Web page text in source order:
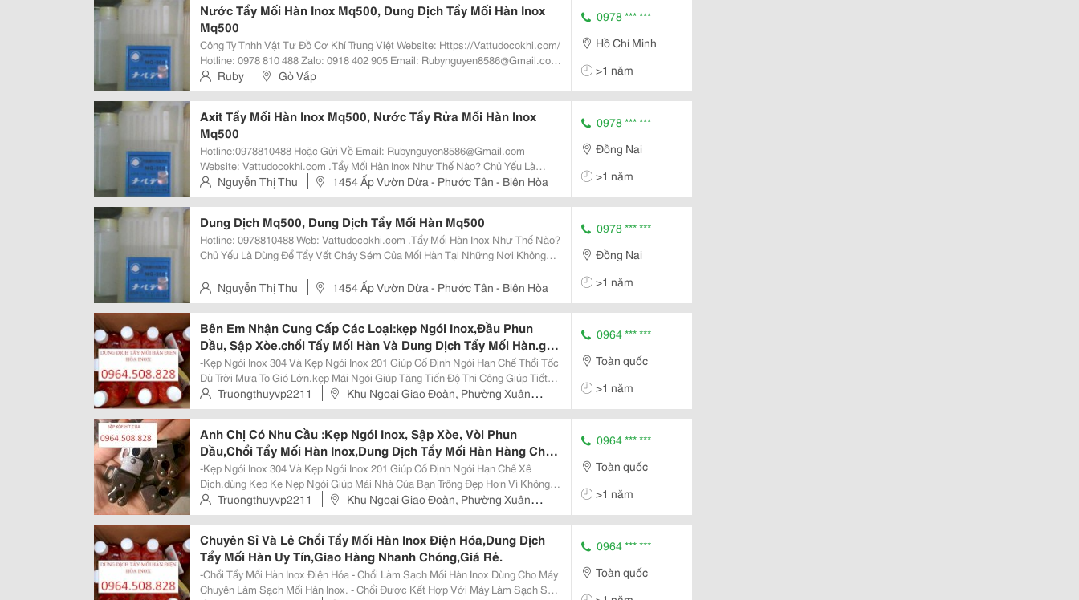
Nước Tẩy Mối Hàn Inox Mq500, Dung Dịch Tẩy Mối Hàn Inox
Mq500
Công Ty Tnhh Vật Tư Đồ Cơ Khí Trung Việt Website: Https://Vattudocokhi.com/
Hotline: 0978 810 488 Zalo: 0918 402 905 Email: Rubynguyen8586@Gmail.com
.Tẩy Mối Hàn Inox Như Thế Nào? Chủ Yếu Là Dùng Để Tẩy Vết Cháy Sém Của
Mối Hàn Tại Những...
Ruby Gò Vấp
0978 *** ***
Hồ Chí Minh
>1 năm
Axit Tẩy Mối Hàn Inox Mq500, Nước Tẩy Rửa Mối Hàn Inox
Mq500
Hotline:0978810488 Hoặc Gửi Về Email: Rubynguyen8586@Gmail.com
Website: Vattudocokhi.com .Tẩy Mối Hàn Inox Như Thế Nào? Chủ Yếu Là
Dùng Để Tẩy Vết Cháy Sém Của Mối Hàn Tại Những Nơi Không Thể Làm Sạch
Bằng Các Phương Pháp Khác Như Mài, Đánh...
Nguyễn Thị Thu 1454 Ấp Vườn Dừa - Phước Tân - Biên Hòa
0978 *** ***
Đồng Nai
>1 năm
Dung Dịch Mq500, Dung Dịch Tẩy Mối Hàn Mq500
Hotline: 0978810488 Web: Vattudocokhi.com .Tẩy Mối Hàn Inox Như Thế Nào?
Chủ Yếu Là Dùng Để Tẩy Vết Cháy Sém Của Mối Hàn Tại Những Nơi Không
Các Lớp Gỉ Sét Trên Bề Mặt Inox....
Nguyễn Thị Thu 1454 Ấp Vườn Dừa - Phước Tân - Biên Hòa
0978 *** ***
Đồng Nai
>1 năm
Bên Em Nhận Cung Cấp Các Loại:kẹp Ngói Inox,Đầu Phun
Dầu, Sập Xòe.chổi Tẩy Mối Hàn Và Dung Dịch Tẩy Mối Hàn.giá
Rẻ,Uy Tín.
-Kẹp Ngói Inox 304 Và Kẹp Ngói Inox 201 Giúp Cố Định Ngói Hạn Chế Thổi Tốc
Dù Trời Mưa To Gió Lớn.kẹp Mái Ngói Giúp Tăng Tiến Độ Thi Công Giúp Tiết
Kiệm Thời Gian.kẹp Ngói Cắt Inox Thiế Kế Nhỏ Gọn,Lắp Đặt Dễ Dàng.kẹp Ke
Nẹp Ngói Giúp Mái Nhà Của Bạn...
Truongthuyvp2211
Khu Ngoại Giao Đoàn, Phường Xuân
Tảo, Bắc Từ Liêm, Hà Nội
0964 *** ***
Toàn quốc
>1 năm
Anh Chị Có Nhu Cầu :Kẹp Ngói Inox, Sập Xòe, Vòi Phun
Dầu,Chổi Tẩy Mối Hàn Inox,Dung Dịch Tẩy Mối Hàn Hàng Chất
Lượng ,Giá Rẻ,Giao Hàng Nhanh Chóng.
-Kẹp Ngói Inox 304 Và Kẹp Ngói Inox 201 Giúp Cố Định Ngói Hạn Chế Xê
Dịch.dùng Kẹp Ke Nẹp Ngói Giúp Mái Nhà Của Bạn Trông Đẹp Hơn Vì Không
Cần Phải Dùng Keo Hay Vữa Để Gắn Ngói Nữa.kẹp Ngói Cắt Giúp Tăng Tiến
Độ Thi Công Tiết Kiệm Chi Phí Nhân Công....
Truongthuyvp2211
Khu Ngoại Giao Đoàn, Phường Xuân
Tảo, Bắc Từ Liêm, Hà Nội
0964 *** ***
Toàn quốc
>1 năm
Chuyên Sỉ Và Lẻ Chổi Tẩy Mối Hàn Inox Điện Hóa,Dung Dịch
Tẩy Mối Hàn Uy Tín,Giao Hàng Nhanh Chóng,Giá Rẻ.
-Chổi Tẩy Mối Hàn Inox Điện Hóa - Chổi Làm Sạch Mối Hàn Inox Dùng Cho Máy
Chuyên Làm Sạch Mối Hàn Inox. - Chổi Được Kết Hợp Với Máy Làm Sạch Sẽ
0964 *** ***
Toàn quốc